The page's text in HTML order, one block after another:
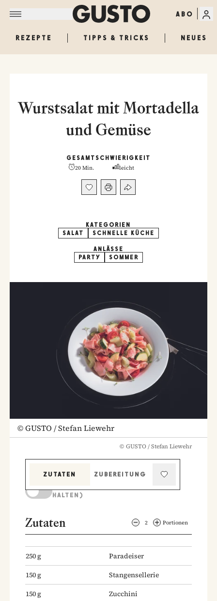
ABO
REZEPTE TIPPS & TRICKS NEUES
Wurstsalat mit Mortadella
und Gemüse
GESAMT
20 Min.
SCHWIERIGKEIT
leicht
KATEGORIEN
SALAT
SCHNELLE KÜCHE
ANLÄSSE
PARTY
SOMMER
©GUSTO / Stefan Liewehr
© GUSTO / Stefan Liewehr
ZUTATEN
ZUBEREITUNG
HALTEN)
Zutaten 2 Portionen
250g
Paradeiser
150g
Stangensellerie
150g Zucchini